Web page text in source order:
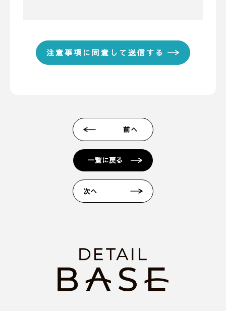
携帯メールのドメイン指定受信や、指定拒否をして
いる場合、当サイトからの予約完了通知などを受信
います。 ＊各キャリア、ご利用機種ごとの詳しい設
定方法等は各キャリアへお問い合わせください。
■ 来場予約からプレゼントまでの流れ
1. 当フォームからご予約いただきます。
2. 当日ご来場いただきます。
3. 弊社のアンケートにご記入いただきます。その際
■ その他、プレゼントに関する注意事項
・初めてディテールホームグループにご来場いただ
く方のみ対象とさせていだきます。
前へ
一覧に戻る
次へ